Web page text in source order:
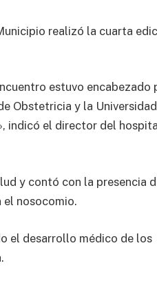
realizó la cuarta
estuvo encabezado
Obstetricia y la Universidad
indicó el director del
y contó con la presencia
el nosocomio.
el desarrollo médico de los